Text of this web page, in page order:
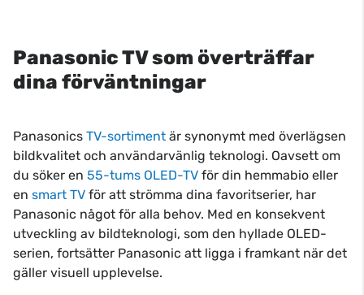
Panasonic TV som överträffar
dina förväntningar
Panasonics TV-sortiment är synonymt med överlägsen
bildkvalitet och användarvänlig teknologi. Oavsett om
du söker en 55-tums OLED-TV för din hemmabio eller
en smart TV för att strömma dina favoritserier, har
Panasonic något för alla behov. Med en konsekvent
utveckling av bildteknologi, som den hyllade OLED-
serien, fortsätter Panasonic att ligga i framkant när det
gäller visuell upplevelse.